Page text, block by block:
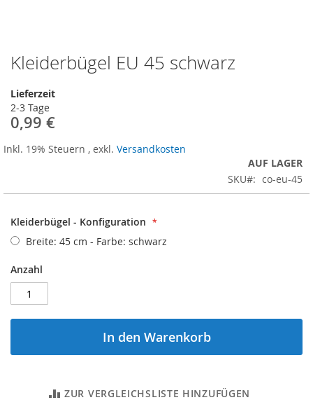
Kleiderbügel EU 45 schwarz
Lieferzeit
2-3 Tage
0,99 €
Inkl. 19% Steuern , exkl. Versandkosten
AUF LAGER
SKU
co-eu-45
Kleiderbügel - Konfiguration
Breite: 45 cm - Farbe: schwarz
Anzahl
In den Warenkorb
ZUR VERGLEICHSLISTE HINZUFÜGEN
Zum
Anfang
der
Bildergalerie
springen